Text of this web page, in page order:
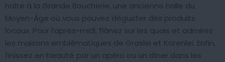
halte à la Grande Boucherie, une ancienne halle du
Moyen-Âge où vous pouvez déguster des produits
locaux. Pour l’après-midi, flânez sur les quais et admirez
les maisons emblématiques de Graslei et Korenlei. Enfin,
finissez en beauté par un apéro ou un dîner dans les